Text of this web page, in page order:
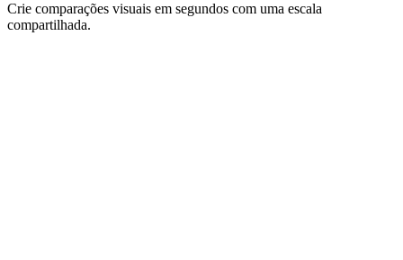
Crie comparações visuais em segundos com uma escala
compartilhada.